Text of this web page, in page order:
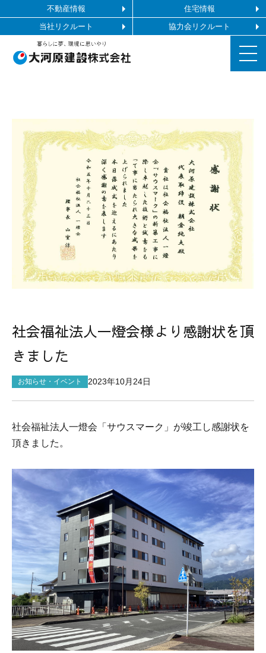
不動産情報
住宅情報
当社リクルート
協力会リクルート
協力会社の皆様へ
お問い合わせ
サイトマップ
施工ギャラリー
企業情報
事業内容
社会福祉法人一燈会様より感謝状を頂
きました
お知らせ・イベント 2023年10月24日
社会福祉法人一燈会「サウスマーク」が竣工し感謝状を
頂きました。